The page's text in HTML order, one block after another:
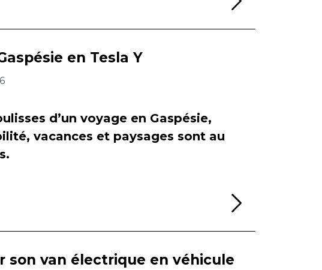
en Tesla Y
d’un voyage en Gaspésie,
vacances et paysages sont au
son van électrique en véhicule